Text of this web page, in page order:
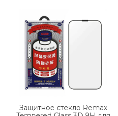
Защитное стекло Remax